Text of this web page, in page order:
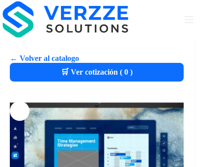
← Volver al catalogo
🛒 Ver cotización ( 0)